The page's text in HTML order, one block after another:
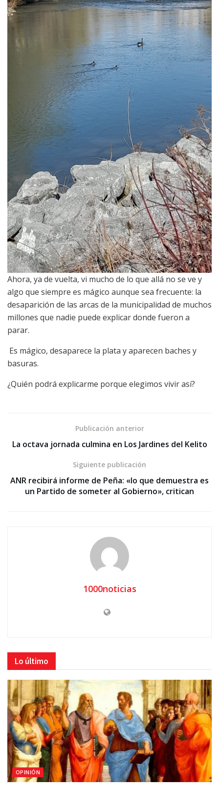
Ahora, ya de vuelta, vi mucho de lo que allá no se ve y
algo que siempre es mágico aunque sea frecuente: la
desaparición de las arcas de la municipalidad de muchos
millones que nadie puede explicar donde fueron a
parar.
Es mágico, desaparece la plata y aparecen baches y
basuras.
¿Quién podrá explicarme porque elegimos vivir así?
Publicación anterior
La octava jornada culmina en Los Jardines del Kelito
Siguiente publicación
ANR recibirá informe de Peña: «lo que demuestra es
un Partido de someter al Gobierno», critican
1000noticias
Lo último
OPINIÓN